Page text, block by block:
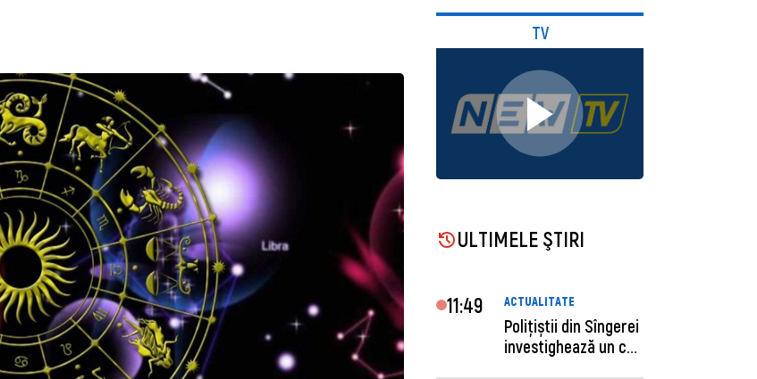
TV
ULTIMELE ŞTIRI
11:49 ACTUALITATE
Polițiștii din Sîngerei
investighează un caz